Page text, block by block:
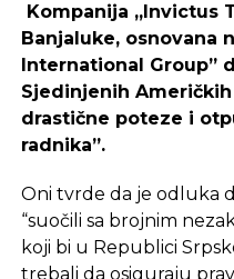
Ulaganje u coworking
postati ključan korak
poslovne klime,
nove projekte i lokalnu
Kompanija „Invictus
Banjaluke, osnovana
International Group”
Sjedinjenih
drastične poteze i
radnika”.
Oni tvrde da je odluka
“suočili sa brojnim
koji bi u Republici
trebali da osiguraju